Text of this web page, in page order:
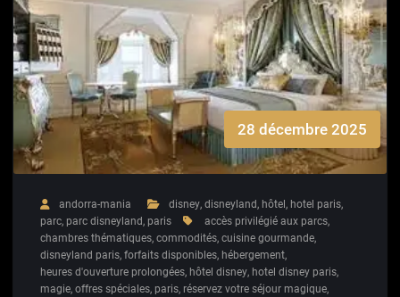
28 décembre 2025
andorra-mania disney, disneyland, hôtel , hotel paris,
parc, parc disneyland, paris accès privilégié aux parcs,
chambres thématiques, commodités, cuisine gourmande,
disneyland paris, forfaits disponibles, hébergement,
heures d'ouverture prolongées, hôtel disney, hotel disney paris,
magie, offres spéciales, paris, réservez votre séjour magique,